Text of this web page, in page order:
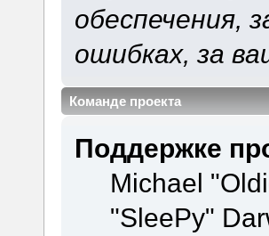
обеспечения,
ошибках, за
Команде проекта
Поддержке
Michael
"SleePy"